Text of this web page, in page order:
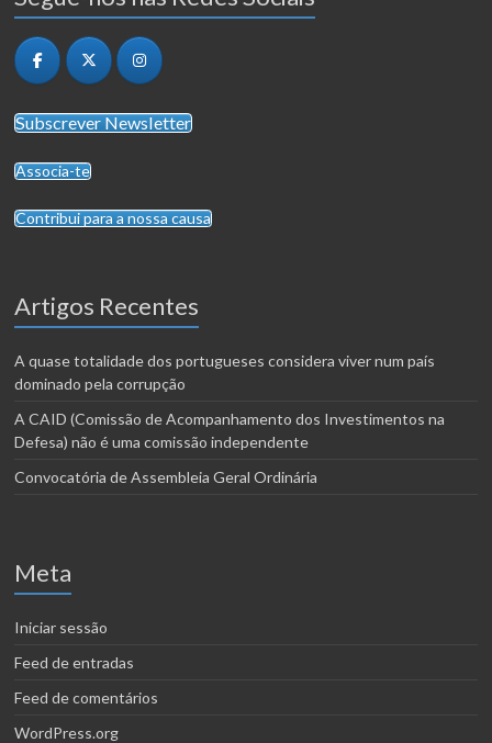
Subscrever Newsletter
Associa-te
Contribui para a nossa causa
Artigos Recentes
A quase totalidade dos portugueses considera viver num país
dominado pela corrupção
A CAID (Comissão de Acompanhamento dos Investimentos na
Defesa) não é uma comissão independente
Convocatória de Assembleia Geral Ordinária
Meta
Iniciar sessão
Feed de entradas
Feed de comentários
WordPress.org